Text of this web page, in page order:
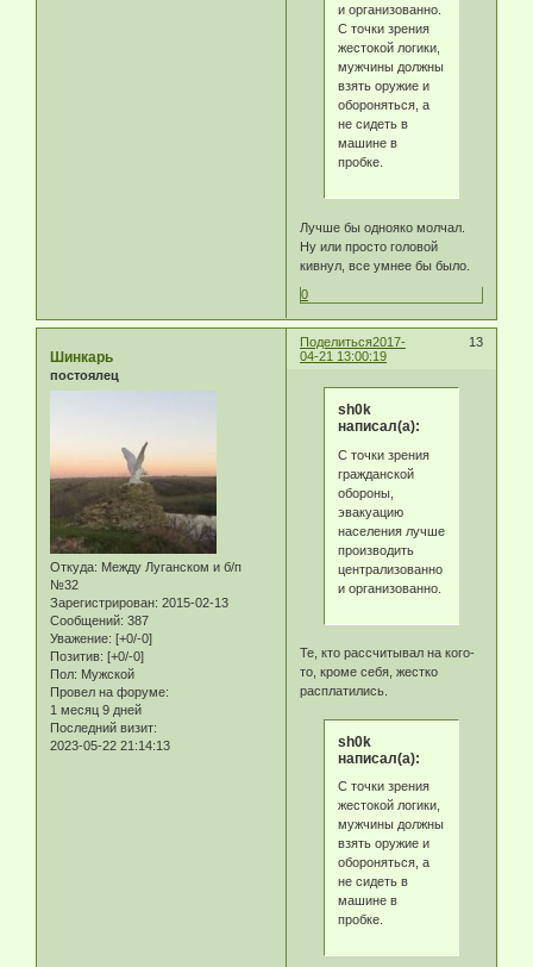
и организованно.
С точки зрения
жестокой логики,
мужчины должны
взять оружие и
обороняться, а
не сидеть в
машине в
пробке.
Лучше бы однояко молчал.
Ну или просто головой
кивнул, все умнее бы было.
0
Поделиться 13
2017-
04-21 13:00:19
Шинкарь
постоялец
Откуда: Между Луганском и б/п
№32
Зарегистрирован: 2015-02-13
Сообщений: 387
Уважение: [+0/-0]
Позитив: [+0/-0]
Пол: Мужской
Провел на форуме:
1 месяц 9 дней
Последний визит:
2023-05-22 21:14:13
sh0k
написал(а):
С точки зрения
гражданской
обороны,
эвакуацию
населения лучше
производить
централизованно
и организованно.
Те, кто рассчитывал на кого-
то, кроме себя, жестко
расплатились.
sh0k
написал(а):
С точки зрения
жестокой логики,
мужчины должны
взять оружие и
обороняться, а
не сидеть в
машине в
пробке.